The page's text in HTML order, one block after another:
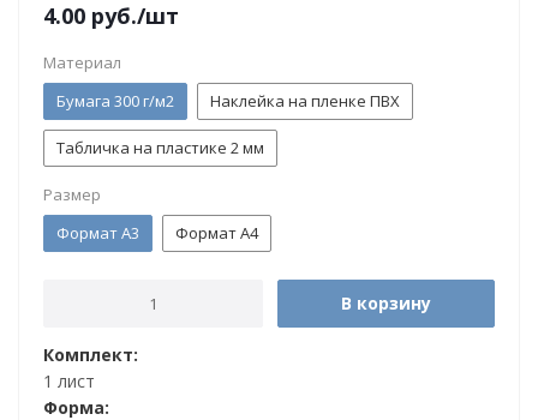
4.00 руб./шт
Материал
Бумага 300 г/м2
Наклейка на пленке ПВХ
Табличка на пластике 2 мм
Размер
Формат А3
Формат А4
В корзину
Комплект:
1 лист
Форма: